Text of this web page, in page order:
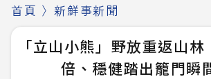
首頁 〉 新鮮事新聞
「立山小熊」野放重返山
倍、穩健踏出籠門瞬